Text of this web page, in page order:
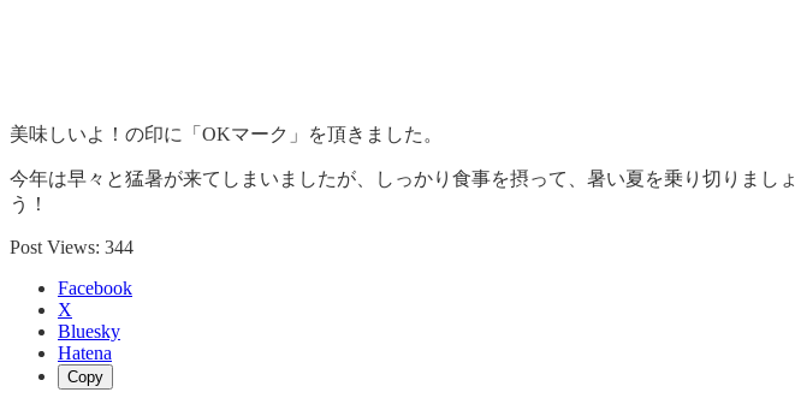
美味しいよ！の印に「OKマーク」を頂きました。
今年は早々と猛暑が来てしまいましたが、しっかり食事を摂って、暑い夏を乗り切りましょ
う！
Post Views: 344
Facebook
X
Bluesky
Hatena
Copy